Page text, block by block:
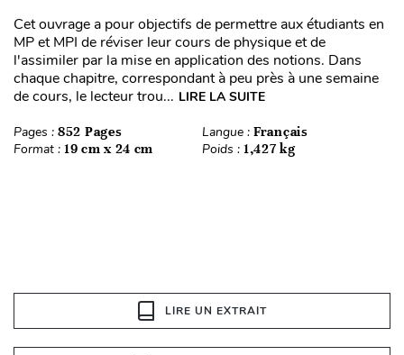
Cet ouvrage a pour objectifs de permettre aux étudiants en
MP et MPI de réviser leur cours de physique et de
l'assimiler par la mise en application des notions. Dans
chaque chapitre, correspondant à peu près à une semaine
de cours, le lecteur trou... LIRE LA SUITE
Pages : 852 Pages Langue : Français
Format : 19 cm x 24 cm Poids : 1,427 kg
LIRE UN EXTRAIT